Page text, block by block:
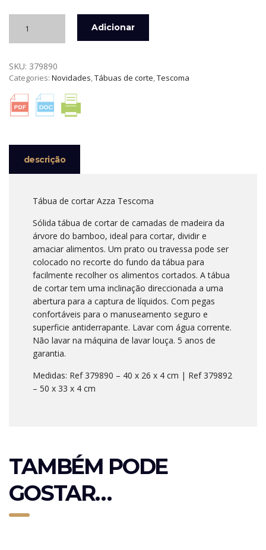
TÁBUA
CORTAR
RECTANGULAR
BORDO
AZZA
Adicionar
SKU: 379890
Categories: Novidades Tábuas de corte Tescoma
descrição
Tábua de cortar Azza Tescoma
Sólida tábua de cortar de camadas de madeira da
árvore do bamboo, ideal para cortar, dividir e
amaciar alimentos. Um prato ou travessa pode ser
colocado no recorte do fundo da tábua para
facilmente recolher os alimentos cortados. A tábua
de cortar tem uma inclinação direccionada a uma
abertura para a captura de líquidos. Com pegas
confortáveis para o manuseamento seguro e
superficie antiderrapante. Lavar com água corrente.
Não lavar na máquina de lavar louça. 5 anos de
garantia.
Medidas: Ref 379890 – 40 x 26 x 4 cm | Ref 379892
– 50 x 33 x 4 cm
TAMBÉM PODE
GOSTAR…